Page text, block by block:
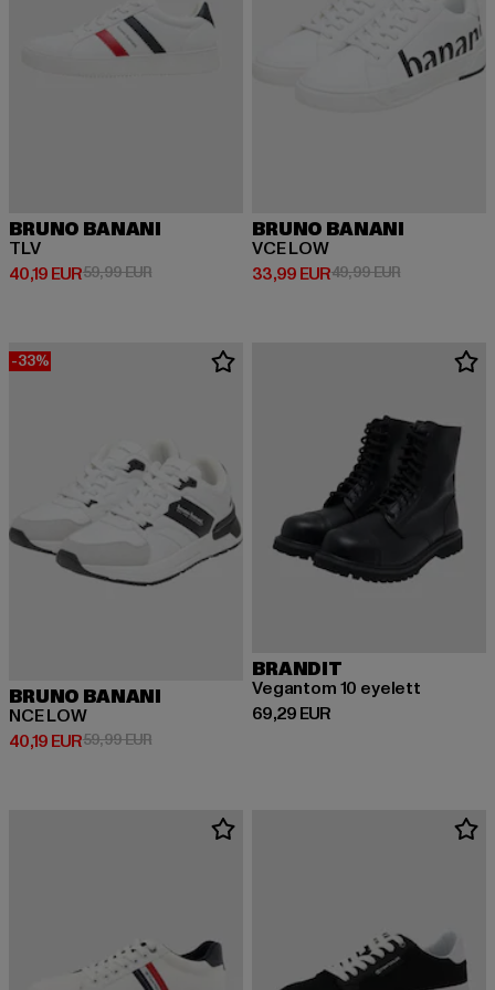
BRUNO BANANI
TLV
40,19 EUR
Derzeitiger Preis: 40,19 EUR
59,99 EURAktionspreis: 59,99 EUR
BRUNO BANANI
VCE LOW
33,99 EUR
Derzeitiger Preis: 33,99 EUR
49,99 EURAktionspreis:
-33%
BRUNO BANANI
NCE LOW
40,19 EUR
Derzeitiger Preis: 40,19 EUR
59,99 EURAktionspreis: 59,99 EUR
BRANDIT
Vegantom 10 eyelett
69,29 EUR
Derzeitiger Preis: 69,29 EUR